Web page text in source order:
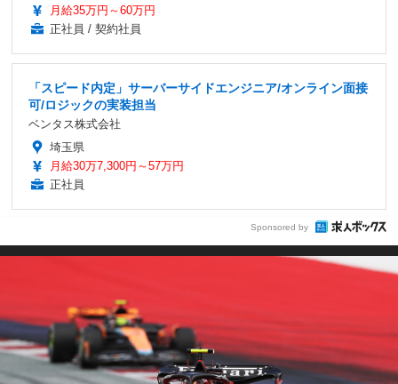
月給35万円～60万円
正社員 / 契約社員
「スピード内定」サーバーサイドエンジニア/オンライン面接
可/ロジックの実装担当
ベンタス株式会社
埼玉県
月給30万7,300円～57万円
正社員
Sponsored by